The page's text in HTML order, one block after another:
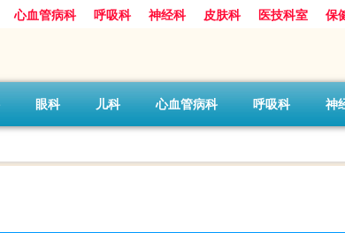
心血管病科 呼吸科 神经科 皮肤科 医技科室 保
眼科 儿科 心血管病科 呼吸科 神